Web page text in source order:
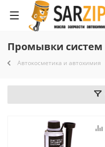
Промывки систем
Автокосметика и автохимия